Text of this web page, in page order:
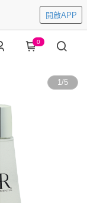
開啟APP
0
1/5